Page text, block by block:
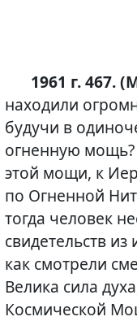
1961 г. 467.
находили
будучи в
огненную мощь?
этой мощи, к
по Огненной
тогда человек
свидетельств
как смотрели
Велика сила
Космической